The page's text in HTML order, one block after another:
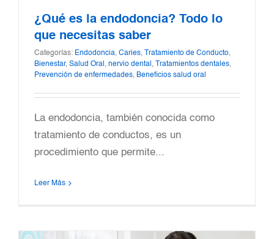
¿Qué es la endodoncia? Todo lo
que necesitas saber
Categorías: Endodoncia, Caries, Tratamiento de Conducto,
Bienestar, Salud Oral , nervio dental , Tratamientos dentales,
Prevención de enfermedades, Beneficios salud oral
La endodoncia, también conocida como
tratamiento de conductos, es un
procedimiento que permite...
Leer Más